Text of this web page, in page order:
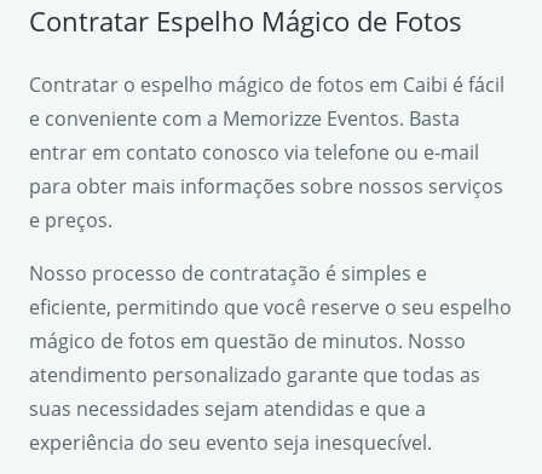
Contratar Espelho Mágico de Fotos
Contratar o espelho mágico de fotos em Caibi é fácil
e conveniente com a Memorizze Eventos. Basta
entrar em contato conosco via telefone ou e-mail
para obter mais informações sobre nossos serviços
e preços.
Nosso processo de contratação é simples e
eficiente, permitindo que você reserve o seu espelho
mágico de fotos em questão de minutos. Nosso
atendimento personalizado garante que todas as
suas necessidades sejam atendidas e que a
experiência do seu evento seja inesquecível.